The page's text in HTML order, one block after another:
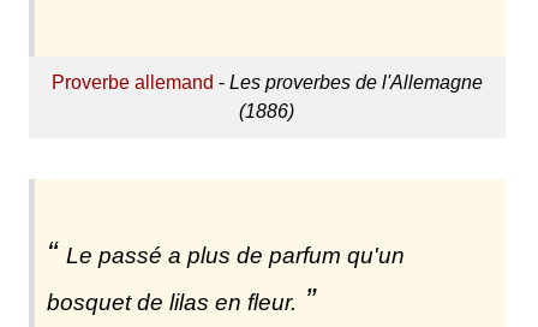
Proverbe allemand - Les proverbes de l'Allemagne
(1886)
Le passé a plus de parfum qu'un
bosquet de lilas en fleur.